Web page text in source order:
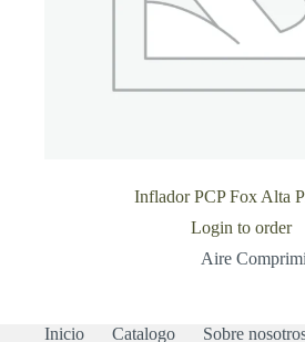
Inflador PCP Fox Alta
Login to order
Aire
Inicio Catalogo Sobre